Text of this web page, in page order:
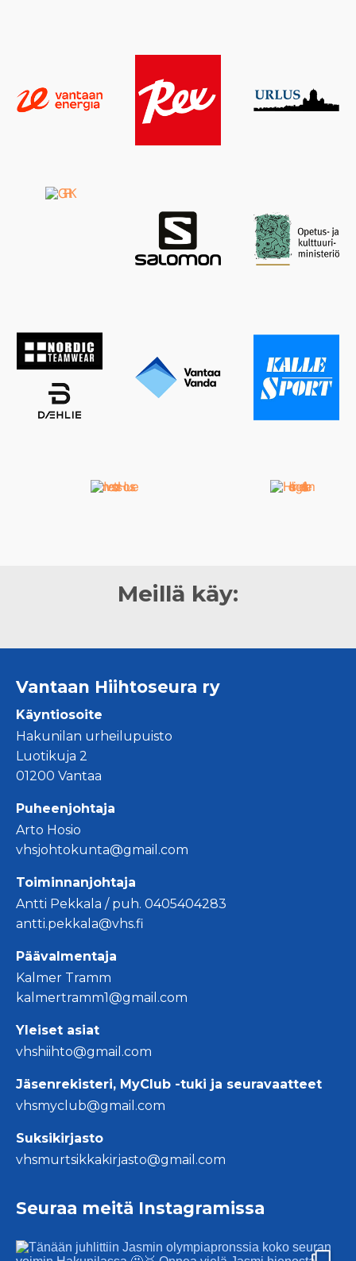
Meillä käy:
Vantaan Hiihtoseura ry
Käyntiosoite
Hakunilan urheilupuisto
Luotikuja 2
01200 Vantaa
Puheenjohtaja
Arto Hosio
vhsjohtokunta@gmail.com
Toiminnanjohtaja
Antti Pekkala / puh. 0405404283
antti.pekkala@vhs.fi
Päävalmentaja
Kalmer Tramm
kalmertramm1@gmail.com
Yleiset asiat
vhshiihto@gmail.com
Jäsenrekisteri, MyClub -tuki ja seuravaatteet
vhsmyclub@gmail.com
Suksikirjasto
vhsmurtsikkakirjasto@gmail.com
Seuraa meitä Instagramissa